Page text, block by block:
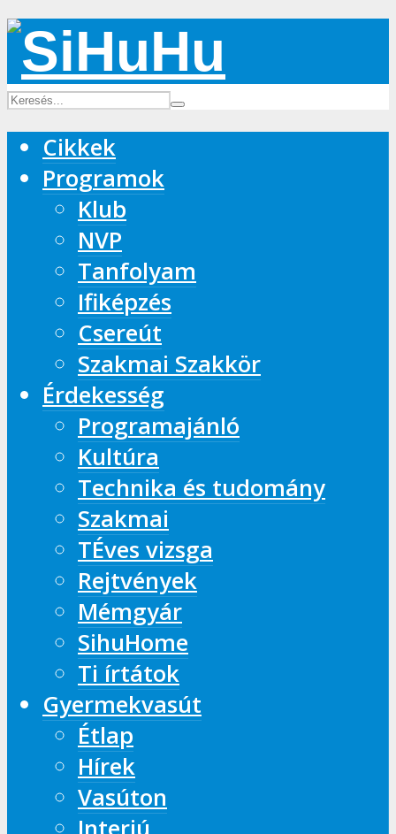
Cikkek
Programok
Klub
NVP
Tanfolyam
Ifiképzés
Csereút
Szakmai Szakkör
Érdekesség
Programajánló
Kultúra
Technika és tudomány
Szakmai
TÉves vizsga
Rejtvények
Mémgyár
SihuHome
Ti írtátok
Gyermekvasút
Étlap
Hírek
Vasúton